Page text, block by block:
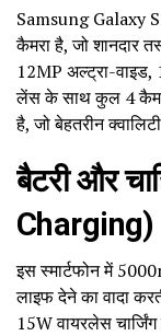
Samsung Galaxy
कैमरा है, जो शानदार
12MP अल्ट्रा-वाइड,
लेंस के साथ कुल 4
है, जो बेहतरीन
बैटरी और
Charging)
इस स्मार्टफोन में
लाइफ देने का वादा
15W वायरलेस